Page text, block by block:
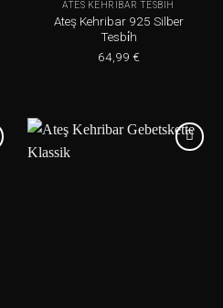
ATES KEHRIBAR TESBIH
Ateş Kehribar 925 Silber
Tesbi̇h
64,99 €